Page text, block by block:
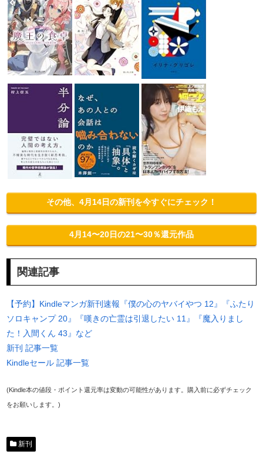
その他、4月14日の新刊を今すぐにチェック！
4月14〜20日の21〜30％還元作品
関連記事
【予約】Kindleマンガ新刊速報『僕の心のヤバイやつ 12』『ふたり
ソロキャンプ 20』『嘆きの亡霊は引退したい 11』『魔入りまし
た！入間くん 43』など
新刊 記事一覧
Kindleセール 記事一覧
(Kindle本の値段・ポイント還元率は変動の可能性があります。購入前に必ずチェック
をお願いします。)
新刊